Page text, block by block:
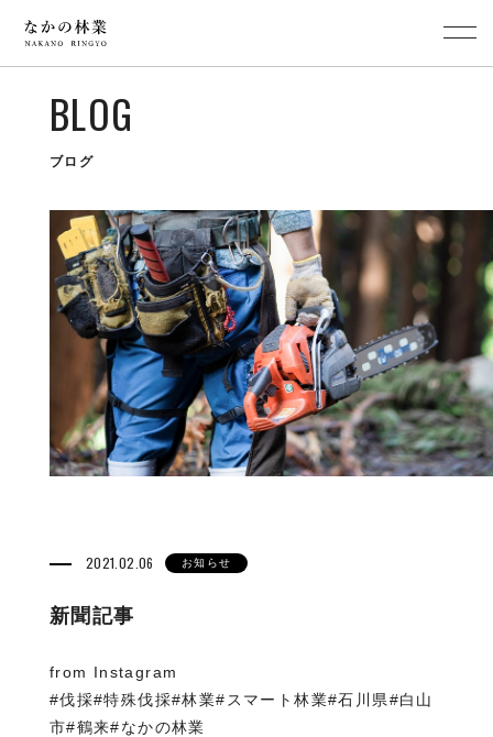
BLOG
ブログ
2021.02.06 お知らせ
新聞記事
from Instagram
#伐採#特殊伐採#林業#スマート林業#石川県#白山
市#鶴来#なかの林業